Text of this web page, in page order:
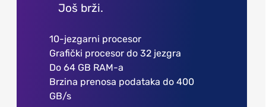
Još brži.
10-jezgarni procesor
Grafički procesor do 32 jezgra
Do 64 GB RAM-a
Brzina prenosa podataka do 400
GB/s